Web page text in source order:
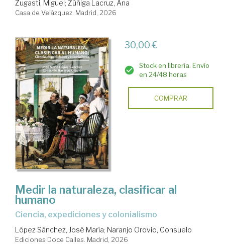
Zugasti, Miguel ; Zúñiga Lacruz, Ana
Casa de Velázquez. Madrid, 2026
30,00 €
Stock en librería. Envío
en 24/48 horas
COMPRAR
Medir la naturaleza, clasificar al
humano
Ciencia, expediciones y colonialismo
López Sánchez, José María; Naranjo Orovio, Consuelo
Ediciones Doce Calles. Madrid, 2026